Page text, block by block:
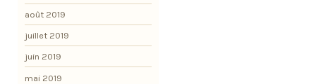
août 2019
juillet 2019
juin 2019
mai 2019